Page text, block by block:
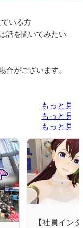
ている方
話を聞いてみたい
がございます。
もっと見る
もっと見る
もっと見る
【社員イン